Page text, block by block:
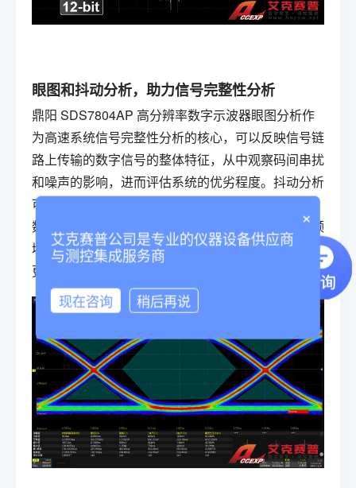
眼图和抖动分析，助力信号完整性分析
鼎阳 SDS7804AP 高分辨率数字示波器眼图分析作
为高速系统信号完整性分析的核心，可以反映信号链
路上传输的数字信号的整体特征，从中观察码间串扰
和噪声的影响，进而评估系统的优劣程度。抖动分析
可以对信号的多种抖动参数进行测量，并且基于TIE
数据对抖动进行分解，对各种抖动分量进行时域和频
域上的解析。8GHz的带宽使眼图和抖动分析能满足
更多测试场景，比如LVDS和MIPI信号的测试。
×
艾克赛普公司是专业的仪器设备供应商
与测控集成服务商
现在咨询 稍后再说